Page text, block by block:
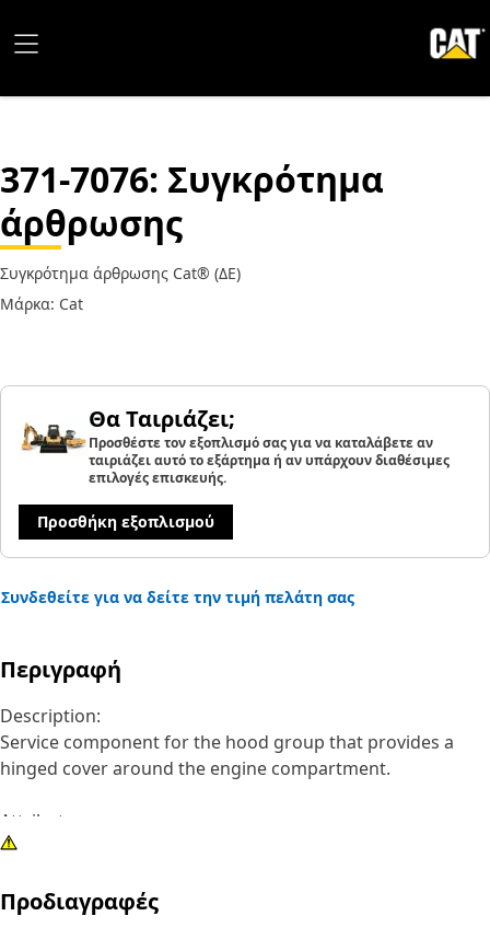
371-7076: Συγκρότημα
άρθρωσης
Συγκρότημα άρθρωσης Cat® (ΔΕ)
Μάρκα: Cat
Θα Ταιριάζει;
Προσθέστε τον εξοπλισμό σας για να καταλάβετε αν
ταιριάζει αυτό το εξάρτημα ή αν υπάρχουν διαθέσιμες
επιλογές επισκευής.
Προσθήκη εξοπλισμού
Συνδεθείτε για να δείτε την τιμή πελάτη σας
Περιγραφή
Description:
Service component for the hood group that provides a
hinged cover around the engine compartment.
Attributes:
• Welded plate with sleeve
• Zinc plated
Προδιαγραφές